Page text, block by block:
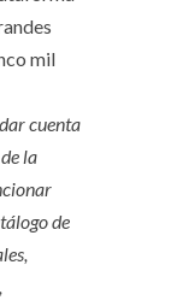
mil
cuenta
la
de